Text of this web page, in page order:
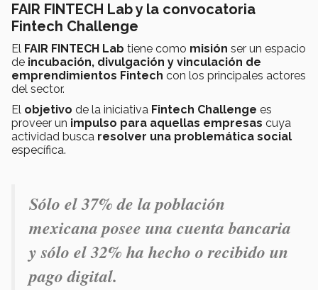
FAIR FINTECH Lab y la convocatoria
Fintech Challenge
El FAIR FINTECH Lab tiene como misión ser un espacio
de incubación, divulgación y vinculación de
emprendimientos Fintech con los principales actores
del sector.
El objetivo de la iniciativa Fintech Challenge es
proveer un impulso para aquellas empresas cuya
actividad busca resolver una problemática social
específica.
Sólo el 37% de la población
mexicana posee una cuenta bancaria
y sólo el 32% ha hecho o recibido un
pago digital.